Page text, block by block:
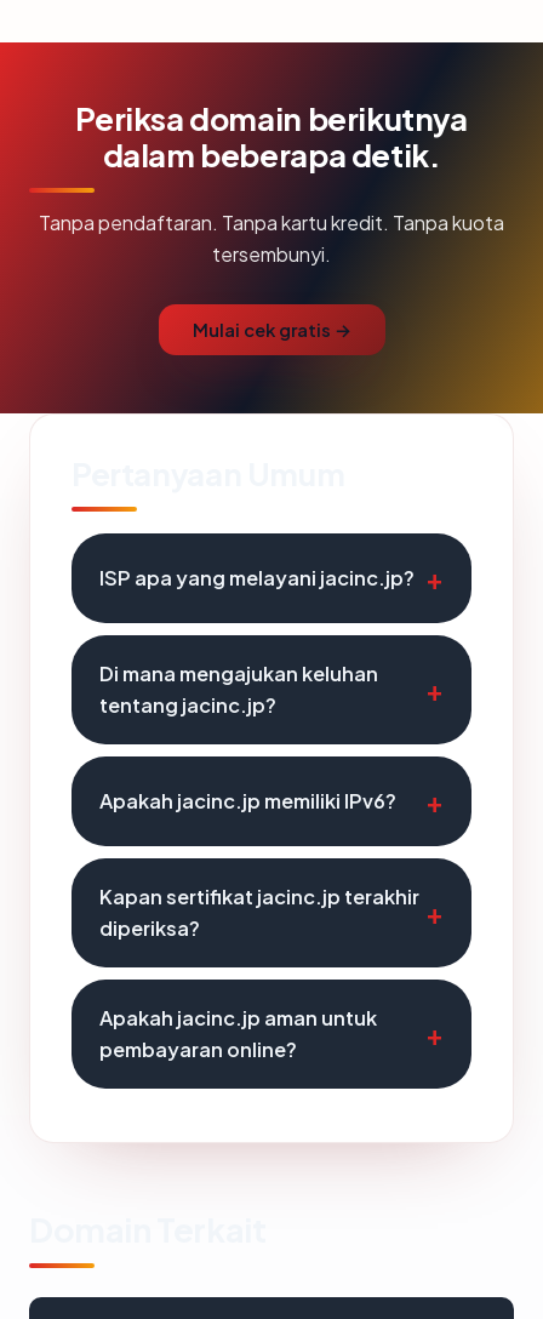
Periksa domain berikutnya
dalam beberapa detik.
Tanpa pendaftaran. Tanpa kartu kredit. Tanpa kuota
tersembunyi.
Mulai cek gratis →
ISP apa yang melayani jacinc.jp?
Di mana mengajukan keluhan
tentang jacinc.jp?
Apakah jacinc.jp memiliki IPv6?
Kapan sertifikat jacinc.jp terakhir
diperiksa?
Apakah jacinc.jp aman untuk
pembayaran online?